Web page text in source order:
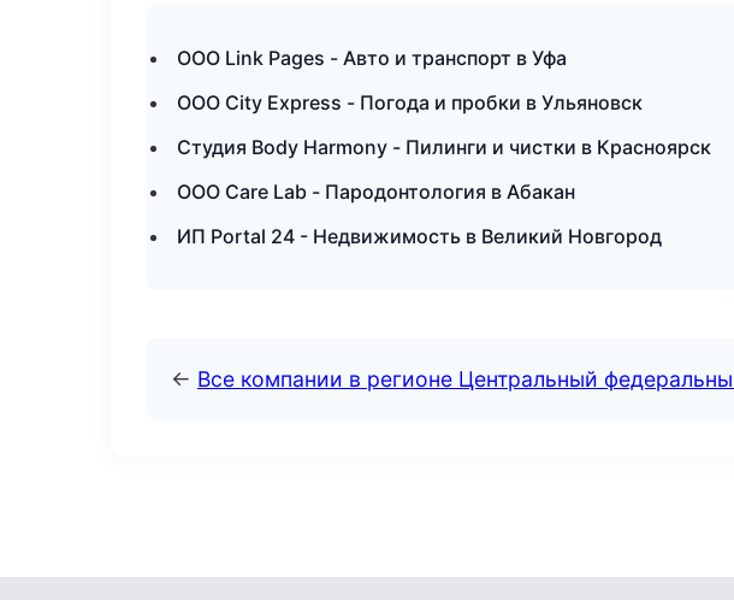
ООО Link Pages - Авто и транспорт в Уфа
ООО City Express - Погода и пробки в Ульяновск
Студия Body Harmony - Пилинги и чистки в Красноярск
ООО Care Lab - Пародонтология в Абакан
ИП Portal 24 - Недвижимость в Великий Новгород
← Все компании в регионе Центральный